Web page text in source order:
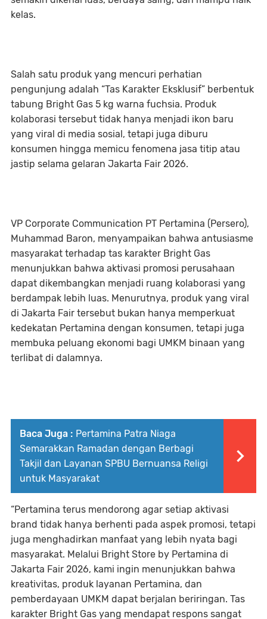
kelas.
Salah satu produk yang mencuri perhatian
pengunjung adalah “Tas Karakter Eksklusif” berbentuk
tabung Bright Gas 5 kg warna fuchsia. Produk
kolaborasi tersebut tidak hanya menjadi ikon baru
yang viral di media sosial, tetapi juga diburu
konsumen hingga memicu fenomena jasa titip atau
jastip selama gelaran Jakarta Fair 2026.
VP Corporate Communication PT Pertamina (Persero),
Muhammad Baron, menyampaikan bahwa antusiasme
masyarakat terhadap tas karakter Bright Gas
menunjukkan bahwa aktivasi promosi perusahaan
dapat dikembangkan menjadi ruang kolaborasi yang
berdampak lebih luas. Menurutnya, produk yang viral
di Jakarta Fair tersebut bukan hanya memperkuat
kedekatan Pertamina dengan konsumen, tetapi juga
membuka peluang ekonomi bagi UMKM binaan yang
terlibat di dalamnya.
Baca Juga : Pertamina Patra Niaga
Semarakkan Ramadan dengan Berbagi
Takjil dan Layanan SPBU Bernuansa Religi
untuk Masyarakat
“Pertamina terus mendorong agar setiap aktivasi
brand tidak hanya berhenti pada aspek promosi, tetapi
juga menghadirkan manfaat yang lebih nyata bagi
masyarakat. Melalui Bright Store by Pertamina di
Jakarta Fair 2026, kami ingin menunjukkan bahwa
kreativitas, produk layanan Pertamina, dan
pemberdayaan UMKM dapat berjalan beriringan. Tas
karakter Bright Gas yang mendapat respons sangat